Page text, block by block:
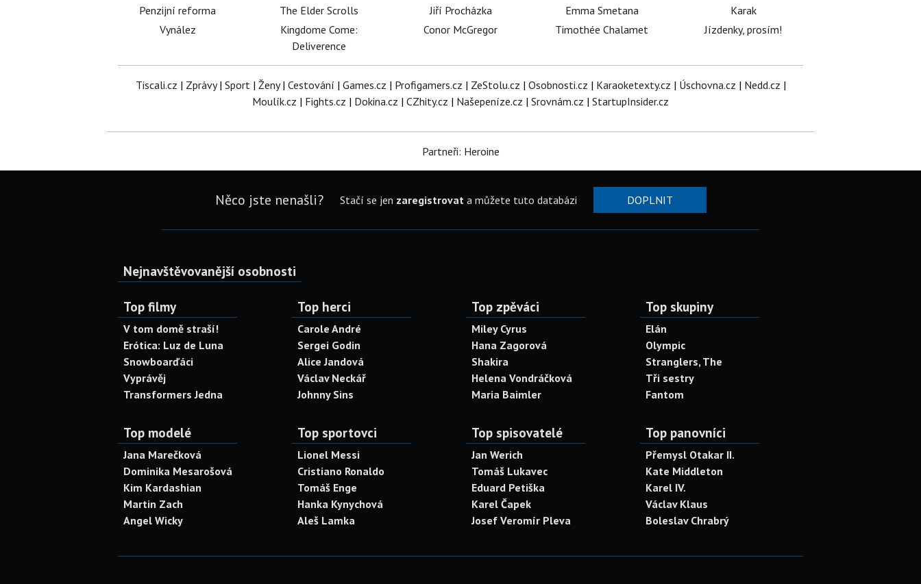
Penzijní reforma
Vynález
The Elder Scrolls
Kingdome Come:
Deliverence
Jiří Procházka
Conor McGregor
Emma Smetana
Timothée Chalamet
Karak
Jízdenky, prosím!
Tiscali.cz | Zprávy| Sport| Ženy| Cestování | Games.cz | Profigamers.cz | ZeStolu.cz | Osobnosti.cz | Karaoketexty.cz | Úschovna.cz | Nedd.cz |
Moulík.cz | Fights.cz | Dokina.cz | CZhity.cz | Našepeníze.cz | Srovnám.cz | StartupInsider.cz
Partneři: Heroine
Něco jste nenašli? Stačí se jen zaregistrovata můžete tuto databázi DOPLNIT
Nejnavštěvovanější osobnosti
Top filmy
V tom domě straší!
Erótica: Luz de Luna
Snowboarďáci
Vyprávěj
Transformers Jedna
Top herci
Carole André
Sergei Godin
Alice Jandová
Václav Neckář
Johnny Sins
Top zpěváci
Miley Cyrus
Hana Zagorová
Shakira
Helena Vondráčková
Maria Baimler
Top skupiny
Elán
Olympic
Stranglers, The
Tři sestry
Fantom
Top modelé
Jana Marečková
Dominika Mesarošová
Kim Kardashian
Martin Zach
Angel Wicky
Top sportovci
Lionel Messi
Cristiano Ronaldo
Tomáš Enge
Hanka Kynychová
Aleš Lamka
Top spisovatelé
Jan Werich
Tomáš Lukavec
Eduard Petiška
Karel Čapek
Josef Veromír Pleva
Top panovníci
Přemysl Otakar II.
Kate Middleton
Karel IV.
Václav Klaus
Boleslav Chrabrý